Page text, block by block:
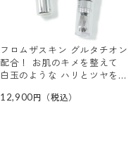
フロムザスキン グルタチオン
配合！ お肌のキメを整えて
白玉のような ハリとツヤを目
デビュー２本分セット
12,900